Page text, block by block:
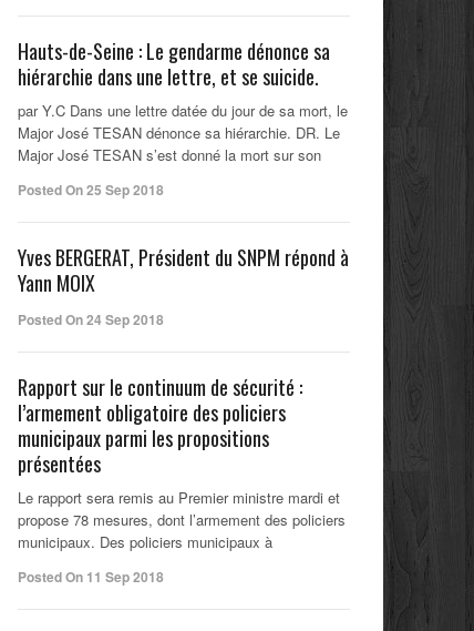
Hauts-de-Seine : Le gendarme dénonce sa
hiérarchie dans une lettre, et se suicide.
par Y.C Dans une lettre datée du jour de sa mort, le
Major José TESAN dénonce sa hiérarchie. DR. Le
Major José TESAN s’est donné la mort sur son
Posted On 25 Sep 2018
Yves BERGERAT, Président du SNPM répond à
Yann MOIX
Posted On 24 Sep 2018
Rapport sur le continuum de sécurité :
l’armement obligatoire des policiers
municipaux parmi les propositions
présentées
Le rapport sera remis au Premier ministre mardi et
propose 78 mesures, dont l’armement des policiers
municipaux. Des policiers municipaux à
Posted On 11 Sep 2018